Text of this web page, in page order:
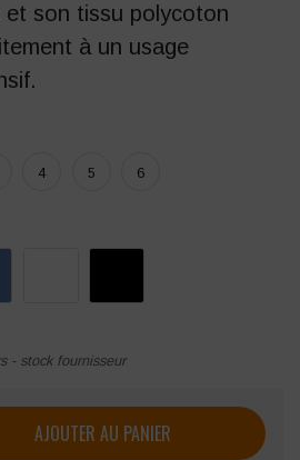
son tissu polycoton
à un usage
4 5 6
- stock fournisseur
femme manches réglables
AJOUTER AU PANIER